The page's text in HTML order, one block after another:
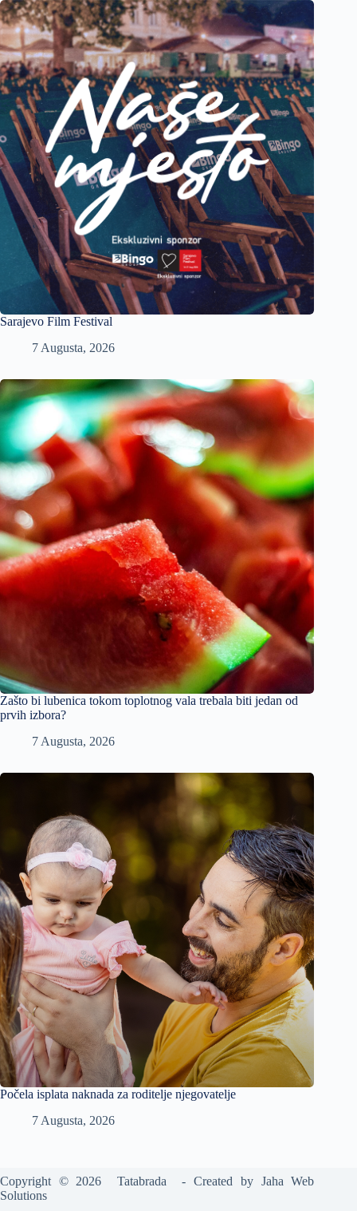
Sarajevo Film Festival
7 Augusta, 2026
Zašto bi lubenica tokom toplotnog vala trebala biti jedan od
prvih izbora?
7 Augusta, 2026
Počela isplata naknada za roditelje njegovatelje
7 Augusta, 2026
Copyright © 2026 Tatabrada - Created by Jaha Web
Solutions